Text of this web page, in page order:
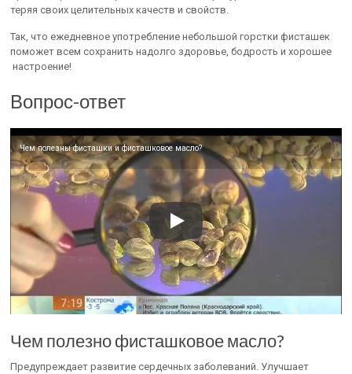
теряя своих целительных качеств и свойств.
Так, что ежедневное употребление небольшой горстки фисташек
поможет всем сохранить надолго здоровье, бодрость и хорошее
настроение!
Вопрос-ответ
Чем полезны фисташки и фисташковое масло?
Чем полезно фисташковое масло?
Предупреждает развитие сердечных заболеваний. Улучшает